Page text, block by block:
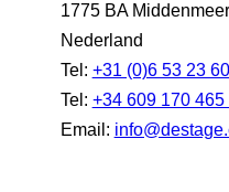
1775 BA Middenmeer
Nederland
Tel: +31 (0)6 53 23
Tel: +34 609 170 465
Email: